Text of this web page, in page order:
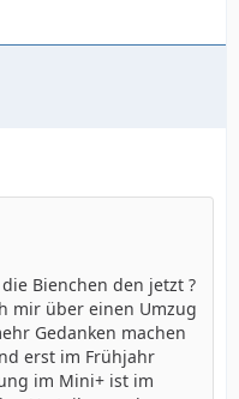
Bienchen den jetzt ?
mir über einen Umzug
Gedanken machen
erst im Frühjahr
im Mini+ ist im